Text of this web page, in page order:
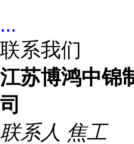
...
联系我们
江苏博鸿中锦
司
联系人 焦工